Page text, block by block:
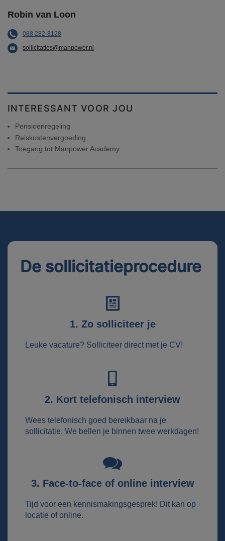
Robin van Loon
088 282-8128
sollicitaties@manpower.nl
INTERESSANT VOOR JOU
Pensioenregeling
Reiskostenvergoeding
Toegang tot Manpower Academy
De sollicitatieprocedure
1. Zo solliciteer je
Leuke vacature? Solliciteer direct met je CV!
2. Kort telefonisch interview
Wees telefonisch goed bereikbaar na je
sollicitatie. We bellen je binnen twee werkdagen!
3. Face-to-face of online interview
Tijd voor een kennismakingsgesprek! Dit kan op
locatie of online.